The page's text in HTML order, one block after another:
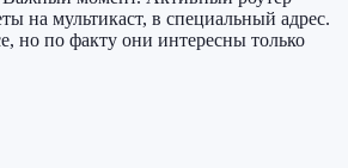
на мультикаст, в специальный адрес.
но по факту они интересны только